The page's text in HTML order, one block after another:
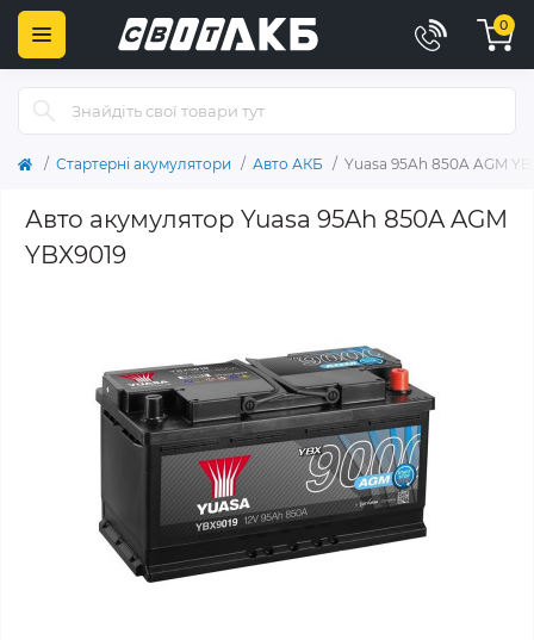
0
Стартерні акумулятори Авто АКБ Yuasa 95Ah 850A AGM
Авто акумулятор Yuasa 95Ah 850A AGM
YBX9019